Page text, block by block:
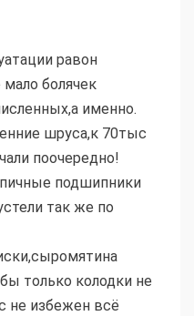
равон
болячек
именно.
шруса,к 70тыс
поочередно!
подшипники
так же по
только колодки не
не избежен всё